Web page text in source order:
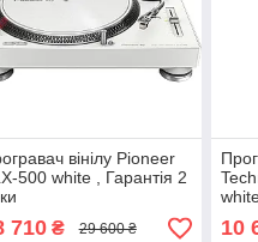
вінілу Pioneer
500 white , Гарантія 2
710₴ 29 600 ₴ 10